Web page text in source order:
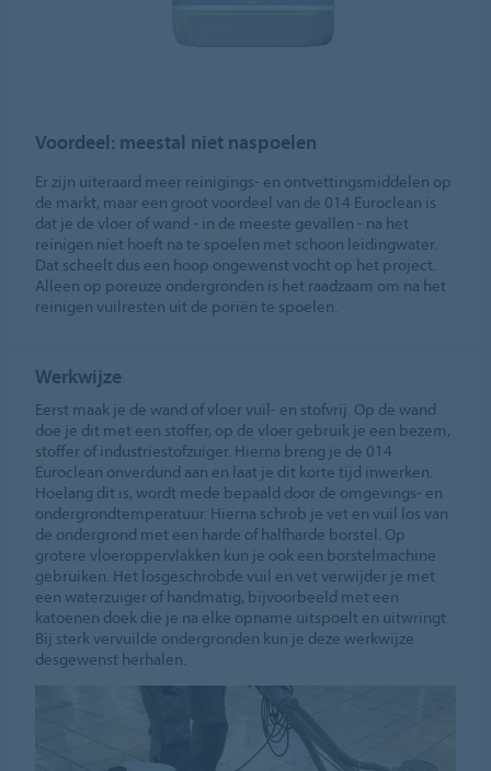
Voordeel: meestal niet naspoelen
Er zijn uiteraard meer reinigings- en ontvettingsmiddelen op
de markt, maar een groot voordeel van de 014 Euroclean is
dat je de vloer of wand - in de meeste gevallen - na het
reinigen niet hoeft na te spoelen met schoon leidingwater.
Dat scheelt dus een hoop ongewenst vocht op het project.
Alleen op poreuze ondergronden is het raadzaam om na het
reinigen vuilresten uit de poriën te spoelen.
Werkwijze
Eerst maak je de wand of vloer vuil- en stofvrij. Op de wand
doe je dit met een stoffer, op de vloer gebruik je een bezem,
stoffer of industriestofzuiger. Hierna breng je de 014
Euroclean onverdund aan en laat je dit korte tijd inwerken.
Hoelang dit is, wordt mede bepaald door de omgevings- en
ondergrondtemperatuur. Hierna schrob je vet en vuil los van
de ondergrond met een harde of halfharde borstel. Op
grotere vloeroppervlakken kun je ook een borstelmachine
gebruiken. Het losgeschrobde vuil en vet verwijder je met
een waterzuiger of handmatig, bijvoorbeeld met een
katoenen doek die je na elke opname uitspoelt en uitwringt.
Bij sterk vervuilde ondergronden kun je deze werkwijze
desgewenst herhalen.